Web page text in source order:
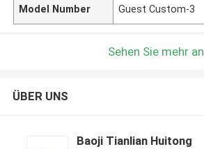
Model Number Guest Custom-3
Sehen Sie mehr an
ÜBER UNS
Baoji Tianlian Huitong